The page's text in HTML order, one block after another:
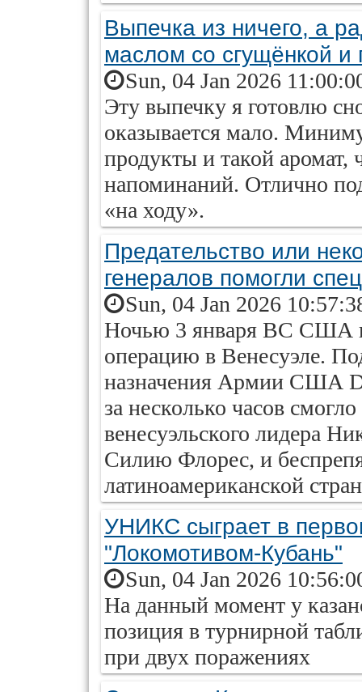
Выпечка из ничего, а
маслом со сгущёнкой и
Sun, 04 Jan 2026
Эту выпечку я готовлю
оказывается мало.
продукты и такой аромат,
напоминаний. Отлично
«на ходу».
Предательство или
генералов помогли
Sun, 04 Jan 2026
Ночью 3 января ВС США
операцию в Венесуэле.
назначения Армии США
за несколько часов
венесуэльского лидера
Силию Флорес, и
латиноамериканской
УНИКС сыграет в
"Локомотивом-Кубань"
Sun, 04 Jan 2026
На данный момент у
позиция в турнирной
при двух поражениях